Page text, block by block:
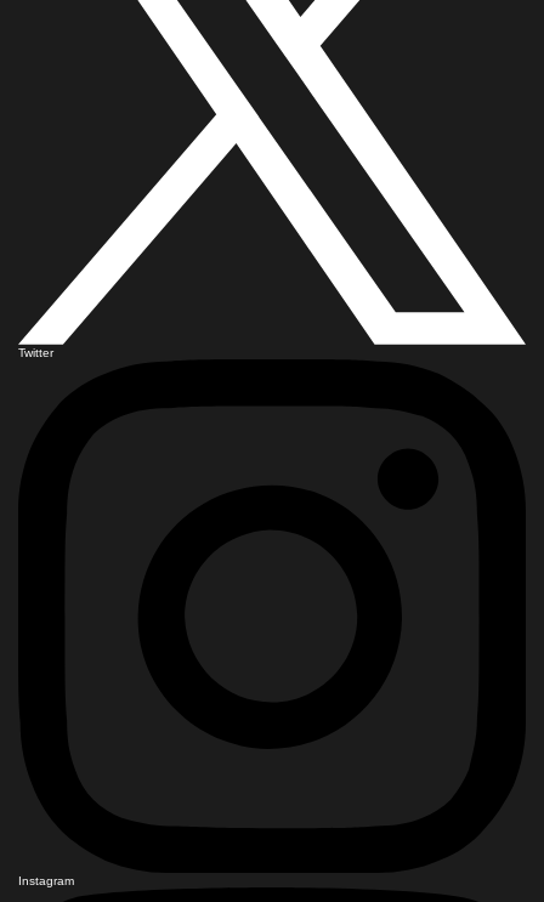
Twitter
Instagram